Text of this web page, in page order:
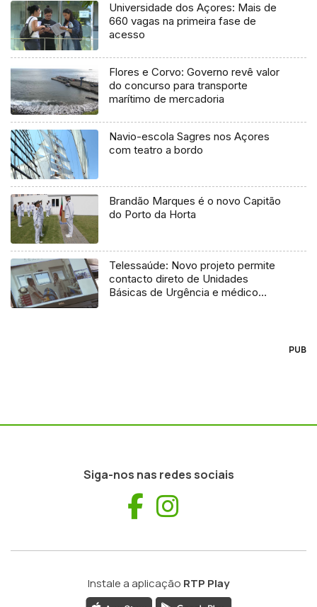
Universidade dos Açores: Mais de
660 vagas na primeira fase de
acesso
Flores e Corvo: Governo revê valor
do concurso para transporte
marítimo de mercadoria
Navio-escola Sagres nos Açores
com teatro a bordo
Brandão Marques é o novo Capitão
do Porto da Horta
Telessaúde: Novo projeto permite
contacto direto de Unidades
Básicas de Urgência e médico
PUB
Siga-nos nas redes sociais
Facebook
Instale a aplicação RTP Play